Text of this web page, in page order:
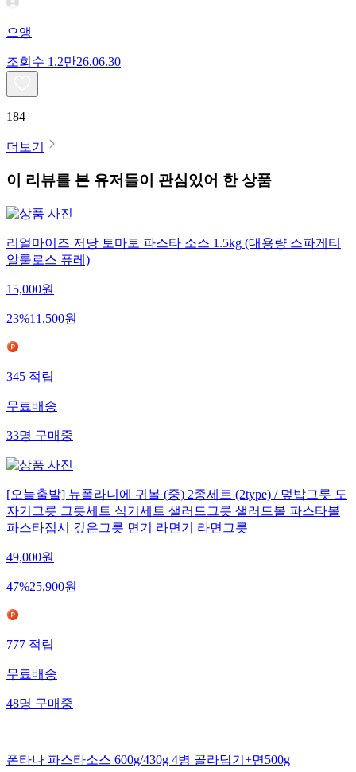
으앵
조회수 1.2만26.06.30
184
더보기
이 리뷰를 본 유저들이 관심있어 한 상품
리얼마이즈 저당 토마토 파스타 소스 1.5kg (대용량 스파게티
알룰로스 퓨레)
15,000원
23%11,500원
345 적립
무료배송
33명 구매중
[오늘출발] 뉴폴라니에 귀볼 (중) 2종세트 (2type) / 덮밥그릇 도
자기그릇 그릇세트 식기세트 샐러드그릇 샐러드볼 파스타볼
파스타접시 깊은그릇 면기 라면기 라면그릇
49,000원
47%25,900원
777 적립
무료배송
48명 구매중
폰타나 파스타소스 600g/430g 4병 골라담기+면500g